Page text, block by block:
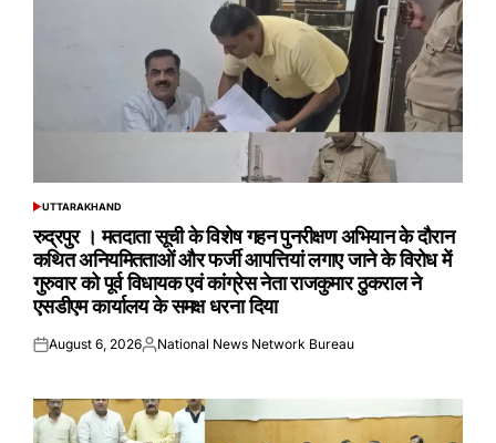
POSTED
UTTARAKHAND
रुद्रपुर । मतदाता सूची के विशेष गहन पुनरीक्षण अभियान के दौरान
कथित अनियमितताओं और फर्जी आपत्तियां लगाए जाने के विरोध में
गुरुवार को पूर्व विधायक एवं कांग्रेस नेता राजकुमार ठुकराल ने
एसडीएम कार्यालय के समक्ष धरना दिया
Posted
August 6, 2026Posted
National News Network Bureau